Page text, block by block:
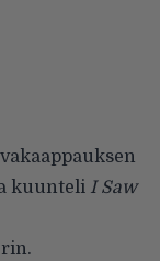
kuunteli I Saw